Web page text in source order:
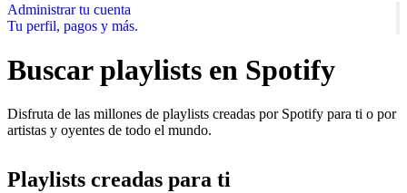
Administrar tu cuenta
Tu perfil, pagos y más.
Buscar playlists en Spotify
Disfruta de las millones de playlists creadas por Spotify para ti o por
artistas y oyentes de todo el mundo.
Playlists creadas para ti